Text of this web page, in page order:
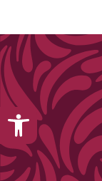
Open toolbar